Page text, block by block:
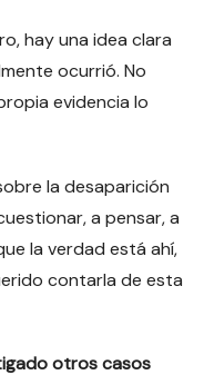
hay una idea clara
ocurrió. No
evidencia lo
la desaparición
a pensar, a
la verdad está ahí,
contarla de esta
otros casos